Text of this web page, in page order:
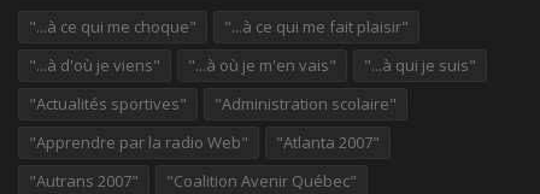
"...à ce qui me choque"
"...à ce qui me fait plaisir"
"...à d'où je viens"
"...à où je m'en vais"
"...à qui je suis"
"Actualités sportives"
"Administration scolaire"
"Apprendre par la radio Web"
"Atlanta 2007"
"Autrans 2007"
"Coalition Avenir Québec"